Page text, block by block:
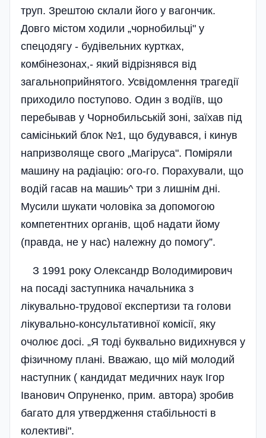
труп. Зрештою склали його у вагончик.
Довго містом ходили „чорнобильці" у
спецодягу - будівельних куртках,
комбінезонах,- який відрізнявся від
загальноприйнятого. Усвідомлення трагедії
приходило поступово. Один з водіїв, що
перебывав у Чорнобильській зоні, заїхав під
самісінький блок №1, що будувався, і кинув
напризволяще свого „Магіруса". Поміряли
машину на радіацію: ого-го. Порахували, що
водій гасав на машиь^ три з лишнім дні.
Мусили шукати чоловіка за допомогою
компетентних органів, щоб надати йому
(правда, не у нас) належну до помогу”.
З 1991 року Олександр Володимирович
на посаді заступника начальника з
лікувально-трудової експертизи та голови
лікувально-консультативної комісії, яку
очолює досі. „Я тоді буквально видихнувся у
фізичному плані. Вважаю, що мій молодий
наступник ( кандидат медичних наук Ігор
Іванович Опруненко, прим. автора) зробив
багато для утвердження стабільності в
колективі".